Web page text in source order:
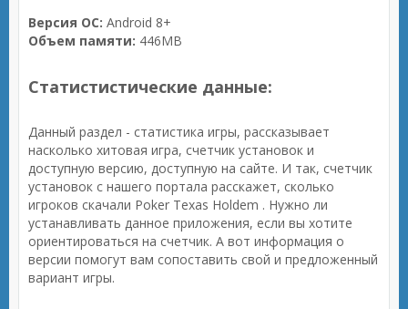
Версия ОС: Android 8+
Объем памяти: 446MB
Статистистические данные:
Данный раздел - статистика игры, рассказывает
насколько хитовая игра, счетчик установок и
доступную версию, доступную на сайте. И так, счетчик
установок с нашего портала расскажет, сколько
игроков скачали Poker Texas Holdem . Нужно ли
устанавливать данное приложения, если вы хотите
ориентироваться на счетчик. А вот информация о
версии помогут вам сопоставить свой и предложенный
вариант игры.